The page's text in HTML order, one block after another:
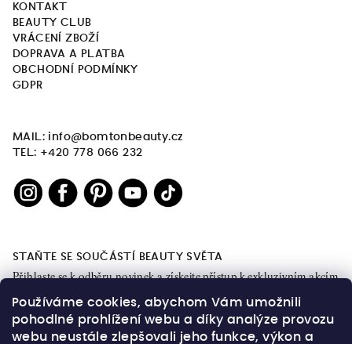
Používáme cookies, abychom Vám umožnili
pohodlné prohlížení webu a díky analýze provozu
webu neustále zlepšovali jeho funkce, výkon a
KONTAKT
BEAUTY CLUB
VRÁCENÍ ZBOŽÍ
DOPRAVA A PLATBA
OBCHODNÍ PODMÍNKY
GDPR
MAIL: info@bomtonbeauty.cz
TEL: +420 778 066 232
STAŇTE SE SOUČÁSTÍ BEAUTY SVĚTA
Přihlaste se k odběru novinek a získejte přístup k exkluzivním akcím